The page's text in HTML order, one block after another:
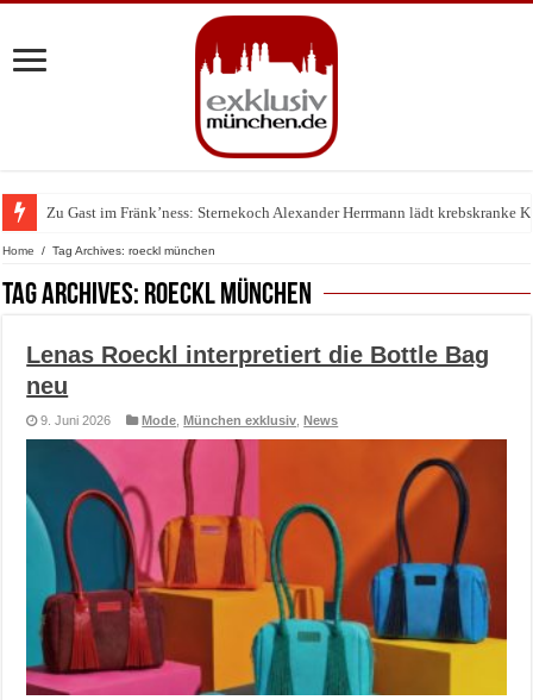
Zu Gast im Fränk’ness: Sternekoch Alexander Herrmann lädt krebskranke
Warum München gerade zum Treffpunkt der Lingerie-Branche wurde
Home / Tag Archives: roeckl münchen
Tag Archives: roeckl münchen
Lenas Roeckl interpretiert die Bottle Bag
neu
9. Juni 2026 Mode ,München exklusiv ,News